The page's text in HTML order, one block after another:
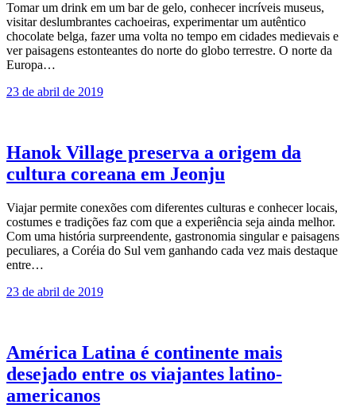
Tomar um drink em um bar de gelo, conhecer incríveis museus,
visitar deslumbrantes cachoeiras, experimentar um autêntico
chocolate belga, fazer uma volta no tempo em cidades medievais e
ver paisagens estonteantes do norte do globo terrestre. O norte da
Europa…
23 de abril de 2019
Hanok Village preserva a origem da
cultura coreana em Jeonju
Viajar permite conexões com diferentes culturas e conhecer locais,
costumes e tradições faz com que a experiência seja ainda melhor.
Com uma história surpreendente, gastronomia singular e paisagens
peculiares, a Coréia do Sul vem ganhando cada vez mais destaque
entre…
23 de abril de 2019
América Latina é continente mais
desejado entre os viajantes latino-
americanos